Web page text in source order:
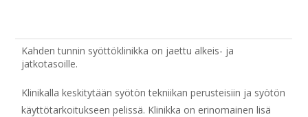
Kahden tunnin syöttöklinikka on jaettu alkeis- ja
jatkotasoille.
Klinikalla keskitytään syötön tekniikan perusteisiin ja syötön
käyttötarkoitukseen pelissä. Klinikka on erinomainen lisä